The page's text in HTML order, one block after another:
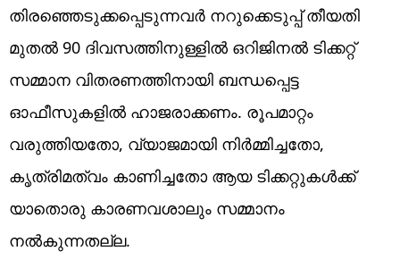
തിരഞ്ഞെടുക്കപ്പെടുന്നവർ നറുക്കെടുപ്പ് തീയതി
മുതൽ 90 ദിവസത്തിനുള്ളിൽ ഒറിജിനൽ ടിക്കറ്റ്
സമ്മാന വിതരണത്തിനായി ബന്ധപ്പെട്ട
ഓഫീസുകളിൽ ഹാജരാക്കണം. രൂപമാറ്റം
വരുത്തിയതോ, വ്യാജമായി നിർമ്മിച്ചതോ,
കൃത്രിമത്വം കാണിച്ചതോ ആയ ടിക്കറ്റുകൾക്ക്
യാതൊരു കാരണവശാലും സമ്മാനം
നൽകുന്നതല്ല.